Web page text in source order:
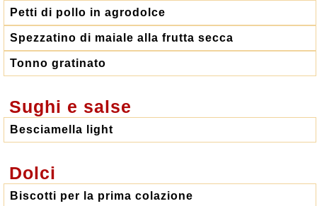
Petti di pollo in agrodolce
Spezzatino di maiale alla frutta secca
Tonno gratinato
Sughi e salse
Besciamella light
Dolci
Biscotti per la prima colazione